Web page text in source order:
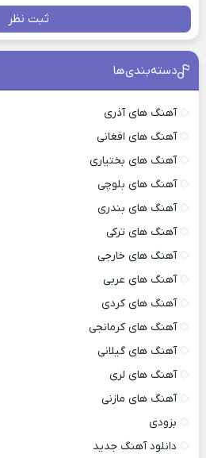
ثبت نظر
دسته‌بندی‌ها
آهنگ های آذری
آهنگ های افغانی
آهنگ های بختیاری
آهنگ های بلوچی
آهنگ های بندری
آهنگ های ترکی
آهنگ های خارجی
آهنگ های عربی
آهنگ های کردی
آهنگ های کرمانجی
آهنگ های گیلانی
آهنگ های لری
آهنگ های مازنی
بزودی
دانلود آهنگ جدید